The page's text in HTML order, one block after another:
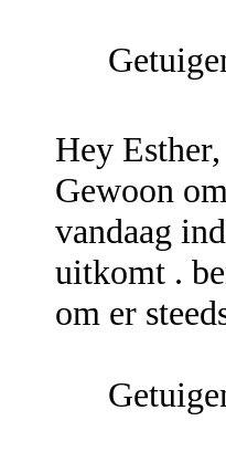
Hey Esther,
Gewoon
vandaag
uitkomt .
om er